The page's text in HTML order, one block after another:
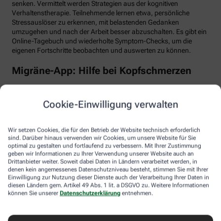
Cookie-Einwilligung verwalten
Wir setzen Cookies, die für den Betrieb der Website technisch erforderlich
sind. Darüber hinaus verwenden wir Cookies, um unsere Website für Sie
optimal zu gestalten und fortlaufend zu verbessern. Mit Ihrer Zustimmung
geben wir Informationen zu Ihrer Verwendung unserer Website auch an
Drittanbieter weiter. Soweit dabei Daten in Ländern verarbeitet werden, in
denen kein angemessenes Datenschutzniveau besteht, stimmen Sie mit Ihrer
Einwilligung zur Nutzung dieser Dienste auch der Verarbeitung Ihrer Daten in
diesen Ländern gem. Artikel 49 Abs. 1 lit. a DSGVO zu. Weitere Informationen
können Sie unserer Datenschutzerklärung entnehmen.
senken. Vermittelt werden Strategien aus der kognitiven
Verhaltenstherapie. Teilnehmende lernen etwa, persönliche
Stressauslöser zu erkennen, mit belastenden Gedanken
umzugehen und nach der Arbeit besser abzuschalten. Es gibt ein
Online-Tagebuch und wiederholte Symptom-Checks, um die
eigenen Fortschritte beobachten und auswerten zu können.
Migräne-App: Hilfe bei Kopfschmerzen
renommierten Schmerzklinik Kiel lässt sich übersichtlich
Das kann helfen, persönliche Muster zu erkennen und die
Attacken besser zu behandeln, etwa durch den optimalen
Einnahmezeitpunkt von Migräne-Medikamenten. Darüber hinaus
stellt die App viele nützliche Informationen zu Migräne bereit
sowie aktive Verfahren zur Entspannung und Stressbewältigung.
Aimo gesund bewegt: Digitaler Personal
Trainer